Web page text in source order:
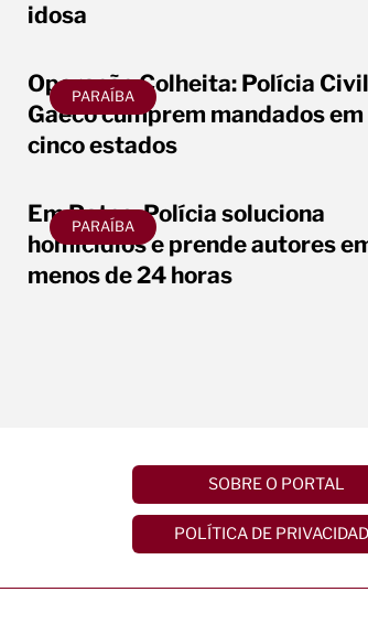
idosa
PARAÍBA
Operação Colheita: Polícia
Gaeco cumprem mandados em
cinco estados
PARAÍBA
Em Patos: Polícia soluciona
homicídios e prende autores
menos de 24 horas
SOBRE O PORTAL
POLÍTICA DE